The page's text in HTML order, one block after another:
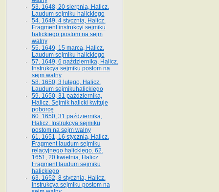
53. 1648, 20 sierpnia, Halicz.
Laudum sejmiku halickiego
54. 1649, 4 stycznia, Halicz.
Fragment instrukcyi sejmiku
halickiego postom na sejm
walny
55. 1649, 15 marca, Halicz.
Laudum sejmiku halickiego
57. 1649, 6 października, Halicz.
Instrukcya sejmiku postom na
sejm walny
58. 1650, 3 lutego, Halicz.
Laudum sejmikuhalickiego
59. 1650, 31 października,
Halicz. Sejmik halicki kwituje
poborcę
60. 1650, 31 października,
Halicz. Instrukcya sejmiku
postom na sejm walny
61. 1651, 16 stycznia, Halicz.
Fragment laudum sejmiku
relacyjnego halickiego. 62.
1651, 20 kwietnia, Halicz.
Fragment laudum sejmiku
halickiego
63. 1652, 8 stycznia, Halicz.
Instrukcya sejmiku postom na